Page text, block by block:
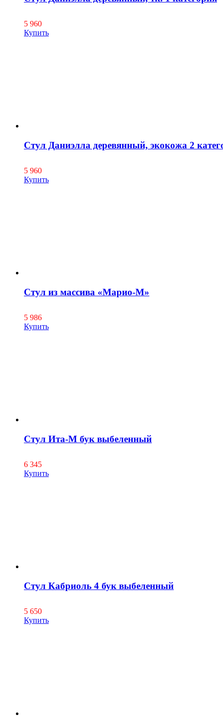
5 960
Купить
Стул Даниэлла деревянный, экокожа 2
5 960
Купить
Стул из массива «Марио-М»
5 986
Купить
Стул Ита-М бук выбеленный
6 345
Купить
Стул Кабриоль 4 бук выбеленный
5 650
Купить